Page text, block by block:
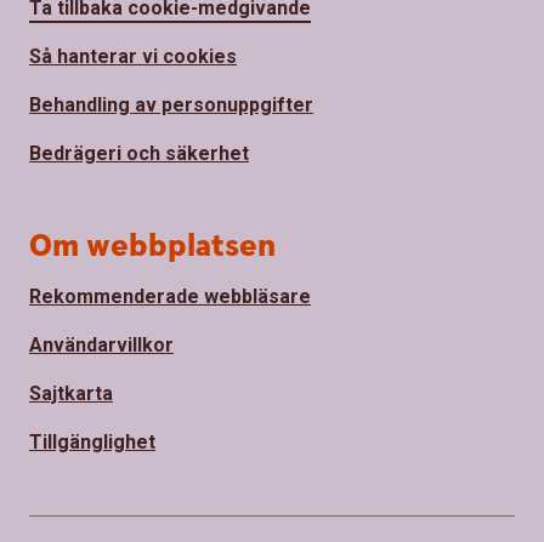
Ta tillbaka cookie-medgivande
Så hanterar vi cookies
Behandling av personuppgifter
Bedrägeri och säkerhet
Om webbplatsen
Rekommenderade webbläsare
Användarvillkor
Sajtkarta
Tillgänglighet